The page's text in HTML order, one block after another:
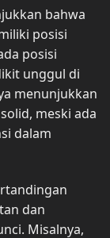
bahwa
posisi
posisi
unggul di
menunjukkan
meski ada
dalam
dan
Misalnya,